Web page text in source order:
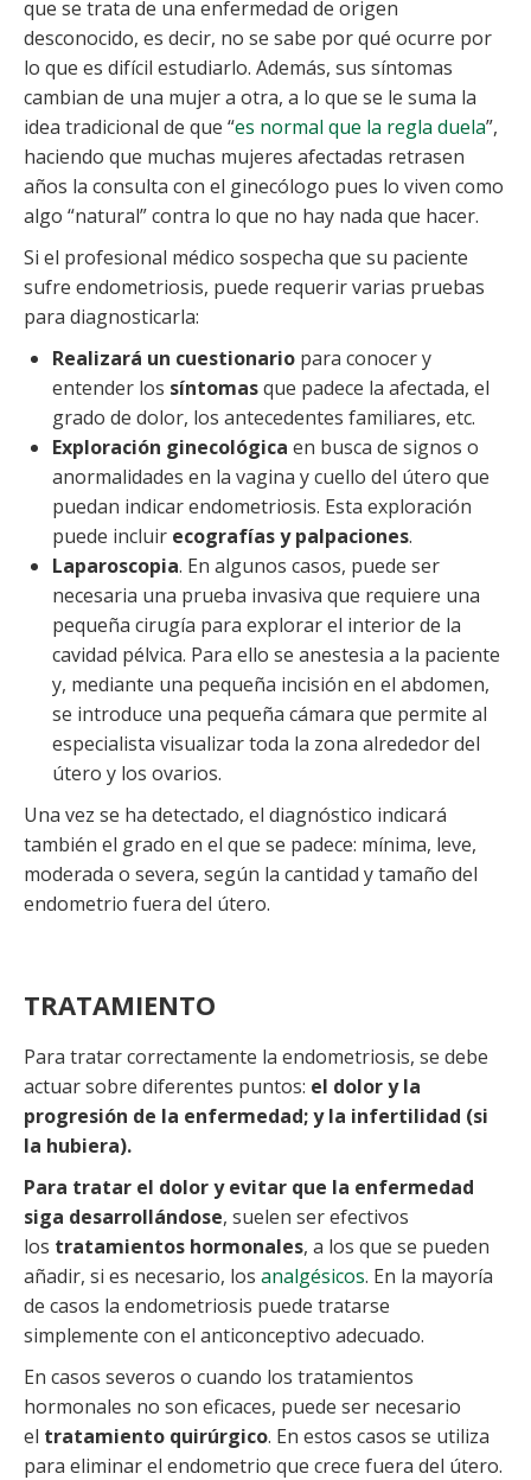
que se trata de una enfermedad de origen
desconocido, es decir, no se sabe por qué ocurre por
lo que es difícil estudiarlo. Además, sus síntomas
cambian de una mujer a otra, a lo que se le suma la
idea tradicional de que “es normal que la regla duela”,
haciendo que muchas mujeres afectadas retrasen
años la consulta con el ginecólogo pues lo viven como
algo “natural” contra lo que no hay nada que hacer.
Si el profesional médico sospecha que su paciente
sufre endometriosis, puede requerir varias pruebas
para diagnosticarla:
Realizará un cuestionario para conocer y
entender los síntomasque padece la afectada, el
grado de dolor, los antecedentes familiares, etc.
Exploración ginecológica en busca de signos o
anormalidades en la vagina y cuello del útero que
puedan indicar endometriosis. Esta exploración
puede incluir ecografías y palpaciones.
Laparoscopia. En algunos casos, puede ser
necesaria una prueba invasiva que requiere una
pequeña cirugía para explorar el interior de la
cavidad pélvica. Para ello se anestesia a la paciente
y, mediante una pequeña incisión en el abdomen,
se introduce una pequeña cámara que permite al
especialista visualizar toda la zona alrededor del
útero y los ovarios.
Una vez se ha detectado, el diagnóstico indicará
también el grado en el que se padece: mínima, leve,
moderada o severa, según la cantidad y tamaño del
endometrio fuera del útero.
TRATAMIENTO
Para tratar correctamente la endometriosis, se debe
actuar sobre diferentes puntos: el dolor y la
progresión de la enfermedad; y la infertilidad (si
la hubiera).
Para tratar el dolor y evitar que la enfermedad
siga desarrollándose, suelen ser efectivos
los tratamientos hormonales, a los que se pueden
añadir, si es necesario, los analgésicos. En la mayoría
de casos la endometriosis puede tratarse
simplemente con el anticonceptivo adecuado.
En casos severos o cuando los tratamientos
hormonales no son eficaces, puede ser necesario
el tratamiento quirúrgico. En estos casos se utiliza
para eliminar el endometrio que crece fuera del útero.